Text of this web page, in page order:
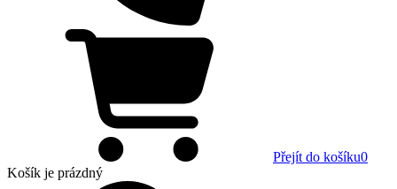
Přejít do košíku0
Košík je prázdný